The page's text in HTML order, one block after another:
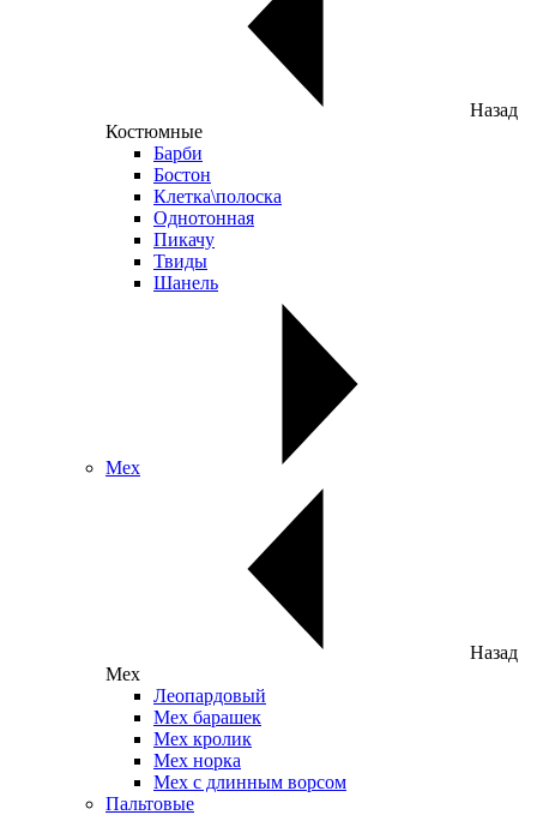
Назад
Костюмные
Барби
Бостон
Клетка\полоска
Однотонная
Пикачу
Твиды
Шанель
Мех
Назад
Мех
Леопардовый
Мех барашек
Мех кролик
Мех норка
Мех с длинным ворсом
Пальтовые